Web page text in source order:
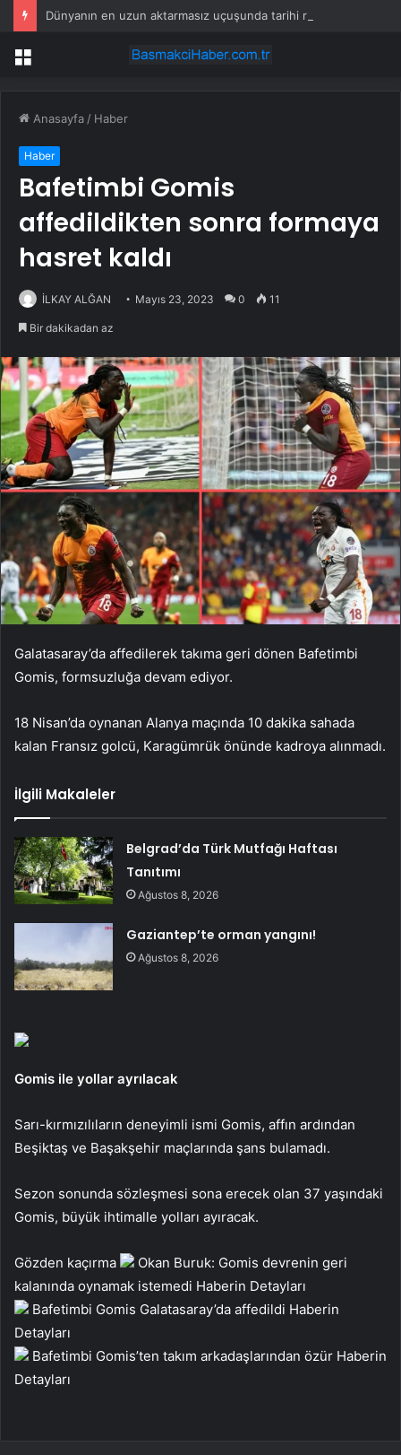
Menü
Anasayfa / Haber
Haber
Bafetimbi Gomis
affedildikten sonra formaya
hasret kaldı
İLKAY ALĞAN Mayıs 23, 2023 0 11
Bir dakikadan az
Galatasaray’da affedilerek takıma geri dönen Bafetimbi
Gomis, formsuzluğa devam ediyor.
18 Nisan’da oynanan Alanya maçında 10 dakika sahada
kalan Fransız golcü, Karagümrük önünde kadroya alınmadı.
İlgili Makaleler
Belgrad’da Türk Mutfağı Haftası
Tanıtımı
Ağustos 8, 2026
Gaziantep’te orman yangını!
Ağustos 8, 2026
Gomis ile yollar ayrılacak
Sarı-kırmızılıların deneyimli ismi Gomis, affın ardından
Beşiktaş ve Başakşehir maçlarında şans bulamadı.
Sezon sonunda sözleşmesi sona erecek olan 37 yaşındaki
Gomis, büyük ihtimalle yolları ayıracak.
Gözden kaçırma
Okan Buruk: Gomis devrenin geri
kalanında oynamak istemedi Haberin Detayları
Bafetimbi Gomis Galatasaray’da affedildi Haberin
Detayları
Bafetimbi Gomis’ten takım arkadaşlarından özür Haberin
Detayları